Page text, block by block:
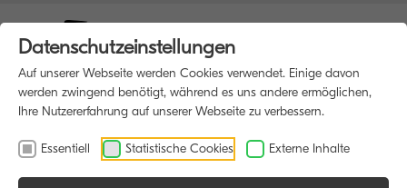
Datenschutzeinstellungen
Auf unserer Webseite werden Cookies verwendet. Einige davon
werden zwingend benötigt, während es uns andere ermöglichen,
Ihre Nutzererfahrung auf unserer Webseite zu verbessern.
Essentiell Statistische Cookies Externe Inhalte